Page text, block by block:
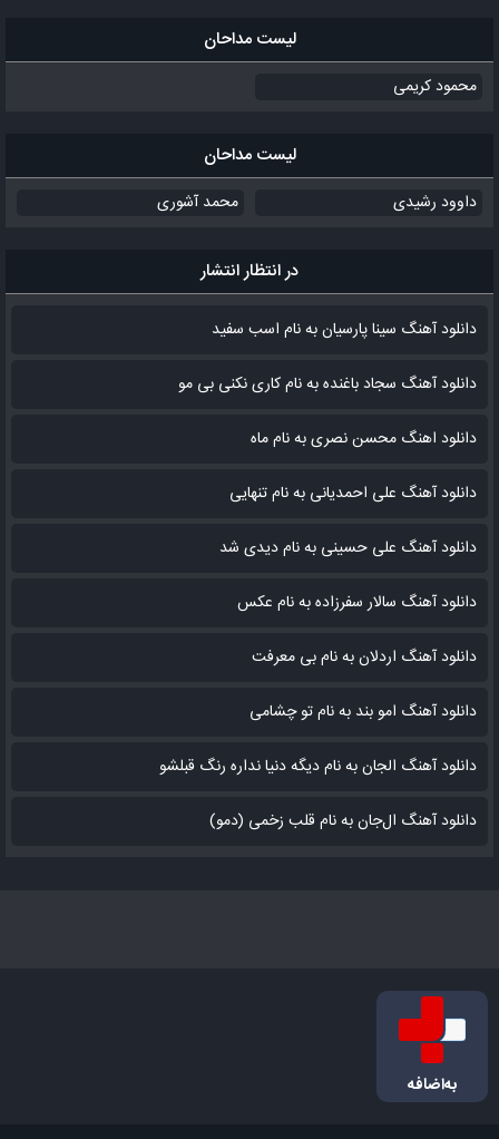
لیست مداحان
محمود کریمی
لیست مداحان
داوود رشیدی محمد آشوری
در انتظار انتشار
دانلود آهنگ سینا پارسیان به نام اسب سفید
دانلود آهنگ سجاد باغنده به نام کاری نکنی بی مو
دانلود اهنگ محسن نصری به نام‌ ماه
دانلود آهنگ علی احمدیانی به نام تنهایی
دانلود آهنگ علی حسینی به نام دیدی شد
دانلود آهنگ سالار سفرزاده به نام عکس
دانلود آهنگ اردلان به نام بی معرفت
دانلود آهنگ امو بند به نام تو چشامی
دانلود آهنگ الجان به نام دیگه دنیا نداره رنگ قبلشو
دانلود آهنگ ال‌جان به نام قلب زخمی (دمو)
به‌اضافه